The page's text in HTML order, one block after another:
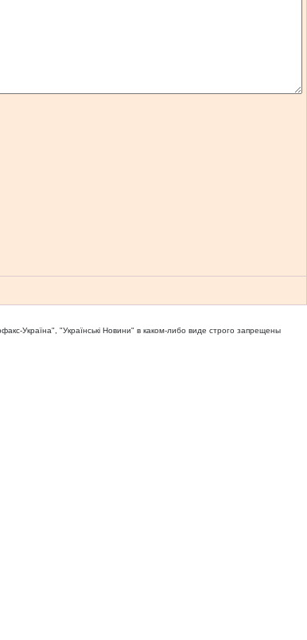
Україна", "Українськi Новини" в каком-либо виде строго запрещены